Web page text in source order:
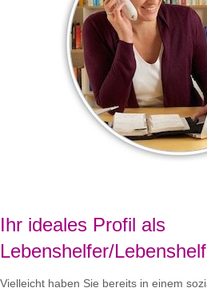
Ihr ideales Profil als
Lebenshelfer/
Vielleicht haben Sie bereits in einem